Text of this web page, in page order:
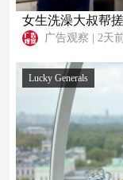
女生洗澡大叔帮
广告观察 | 2天
Lucky Generals